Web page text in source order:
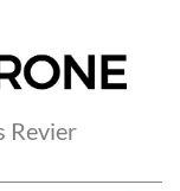
Revier